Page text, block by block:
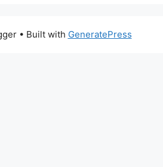
• Built with GeneratePress